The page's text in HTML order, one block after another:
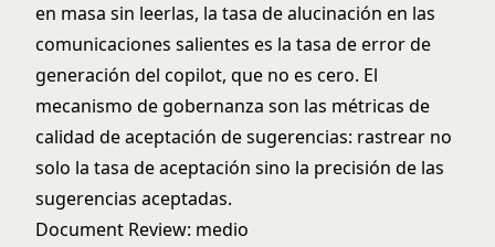
en masa sin leerlas, la tasa de alucinación en las
comunicaciones salientes es la tasa de error de
generación del copilot, que no es cero. El
mecanismo de gobernanza son las métricas de
calidad de aceptación de sugerencias: rastrear no
solo la tasa de aceptación sino la precisión de las
sugerencias aceptadas.
Document Review: medio